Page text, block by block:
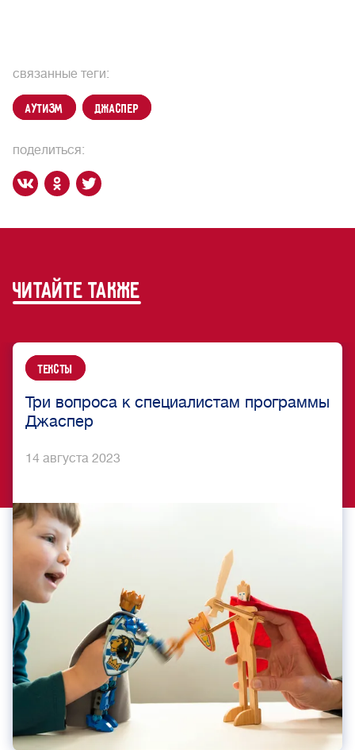
поделиться:
связанные теги:
аутизм Джаспер
читайте также
Тексты
Три вопроса к специалистам программы
Джаспер
14 августа 2023